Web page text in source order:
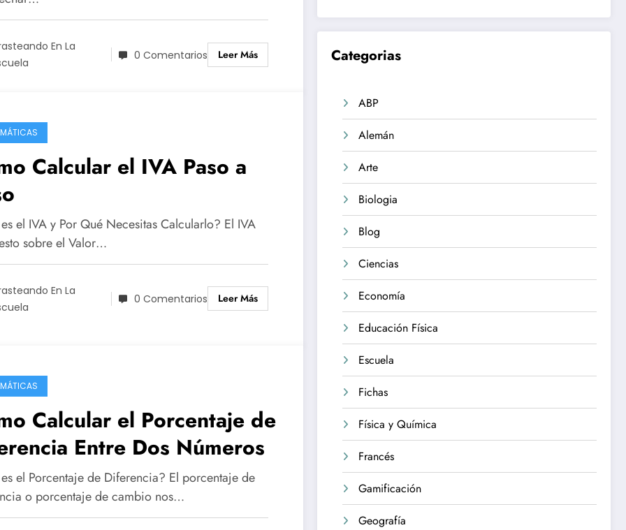
En La
0 Comentarios Leer Más
Calcular el IVA Paso a
el IVA y Por Qué Necesitas Calcularlo? El IVA
sobre el Valor…
En La
0 Comentarios Leer Más
Calcular el Porcentaje de
Entre Dos Números
el Porcentaje de Diferencia? El porcentaje de
o porcentaje de cambio nos…
Categorias
ABP
Alemán
Arte
Biologia
Blog
Ciencias
Economía
Educación Física
Escuela
Fichas
Física y Química
Francés
Gamificación
Geografía